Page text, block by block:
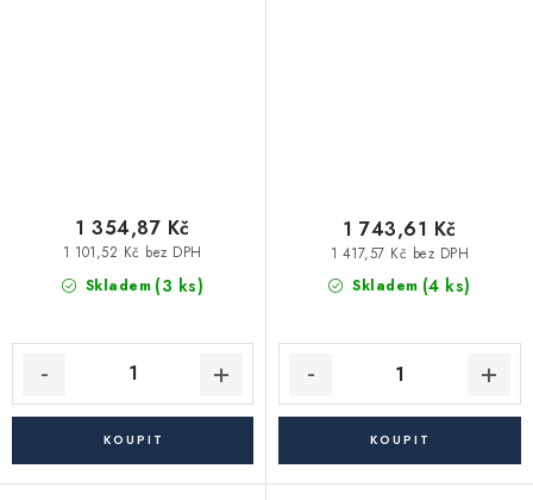
Skladem (3 ks)
1 101,52 Kč bez DPH
1 354,87 Kč
Skladem (4 ks)
1 417,57 Kč bez DPH
1 743,61 Kč